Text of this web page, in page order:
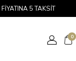
5 TAKSİT
0